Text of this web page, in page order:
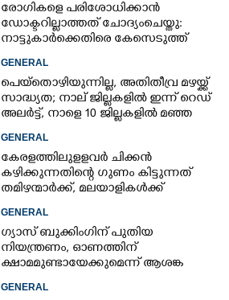
രോഗികളെ പരിശോധിക്കാൻ
ഡോക്ടറില്ലാത്തത് ചോദ്യംചെയ്തു:
നാട്ടുകാർക്കെതിരെ കേസെടുത്ത്
പൊലീസ്
GENERAL
പെയ്തൊഴിയുന്നില്ല, അതിതീവ്ര മഴയ്ക്ക്
സാദ്ധ്യത;​ നാല് ജില്ലകളിൽ ഇന്ന് റെഡ്
അലർട്ട്,​ നാളെ 10 ജില്ലകളിൽ മഞ്ഞ
അലർട്ട്
GENERAL
കേരളത്തിലുളളവർ ചിക്കൻ
കഴിക്കുന്നതിന്റെ ഗുണം കിട്ടുന്നത്
തമിഴന്മാർക്ക്, മലയാളികൾക്ക്
നഷ്ടവും കടവും മാത്രം
GENERAL
ഗ്യാസ് ബുക്കിംഗിന് പുതിയ
നിയന്ത്രണം, ഓണത്തിന്
ക്ഷാമമുണ്ടായേക്കുമെന്ന് ആശങ്ക
GENERAL